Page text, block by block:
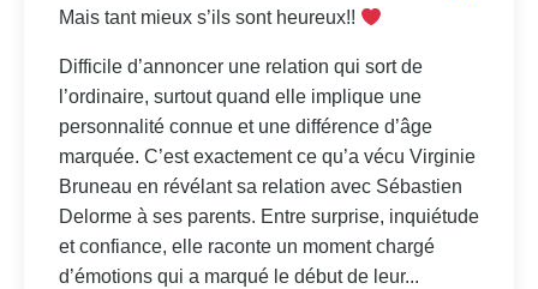
Mais tant mieux s’ils sont heureux!!
Difficile d’annoncer une relation qui sort de
l’ordinaire, surtout quand elle implique une
personnalité connue et une différence d’âge
marquée. C’est exactement ce qu’a vécu Virginie
Bruneau en révélant sa relation avec Sébastien
Delorme à ses parents. Entre surprise, inquiétude
et confiance, elle raconte un moment chargé
d’émotions qui a marqué le début de leur...